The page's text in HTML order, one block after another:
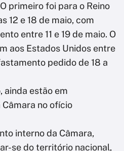
primeiro foi para o Reino
12 e 18 de maio, com
entre 11 e 19 de maio. O
aos Estados Unidos entre
pedido de 18 a
ainda estão em
no ofício
interno da Câmara,
se do território nacional,